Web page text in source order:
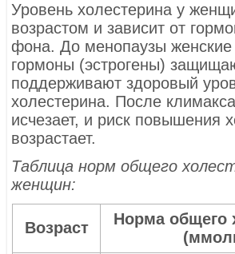
Уровень холестерина у
возрастом и зависит от
фона. До менопаузы
гормоны (эстрогены)
поддерживают здоровый
холестерина. После
исчезает, и риск повышения
возрастает.
Таблица норм общего
женщин:
Возраст
Норма общего